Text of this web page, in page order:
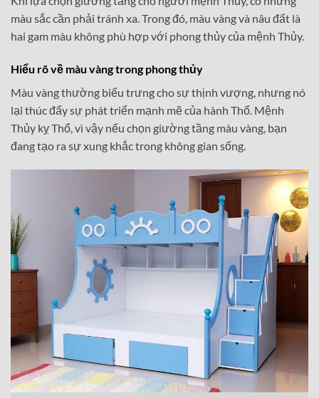
màu sắc cần phải tránh xa. Trong đó, màu vàng và nâu đất là
hai gam màu không phù hợp với phong thủy của mệnh Thủy.
Hiểu rõ về màu vàng trong phong thủy
Màu vàng thường biểu trưng cho sự thịnh vượng, nhưng nó
lại thúc đẩy sự phát triển mạnh mẽ của hành Thổ. Mệnh
Thủy kỵ Thổ, vì vậy nếu chọn giường tầng màu vàng, bạn
đang tạo ra sự xung khắc trong không gian sống.